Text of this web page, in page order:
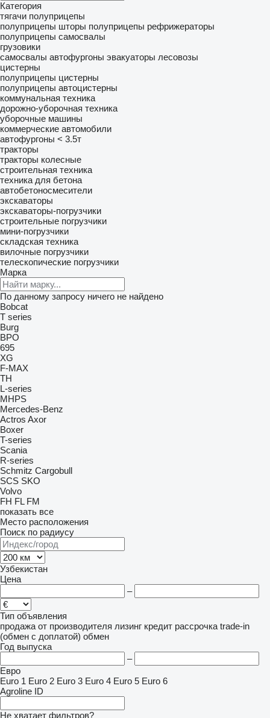
Категория
тягачи полуприцепы
полуприцепы шторы полуприцепы рефрижераторы
полуприцепы самосвалы
грузовики
самосвалы автофургоны эвакуаторы лесовозы
цистерны
полуприцепы цистерны
полуприцепы автоцистерны
коммунальная техника
дорожно-уборочная техника
уборочные машины
коммерческие автомобили
автофургоны < 3.5т
тракторы
тракторы колесные
строительная техника
техника для бетона
автобетоносмесители
экскаваторы
экскаваторы-погрузчики
строительные погрузчики
мини-погрузчики
складская техника
вилочные погрузчики
телескопические погрузчики
Марка
По данному запросу ничего не найдено
Bobcat
T series
Burg
BPO
695
XG
F-MAX
TH
L-series
MHPS
Mercedes-Benz
Actros Axor
Boxer
T-series
Scania
R-series
Schmitz Cargobull
SCS SKO
Volvo
FH FL FM
показать все
Место расположения
Поиск по радиусу
Узбекистан
Цена
–
Тип объявления
продажа от производителя лизинг кредит рассрочка trade-in
(обмен с доплатой) обмен
Год выпуска
–
Евро
Euro 1 Euro 2 Euro 3 Euro 4 Euro 5 Euro 6
Agroline ID
Не хватает фильтров?